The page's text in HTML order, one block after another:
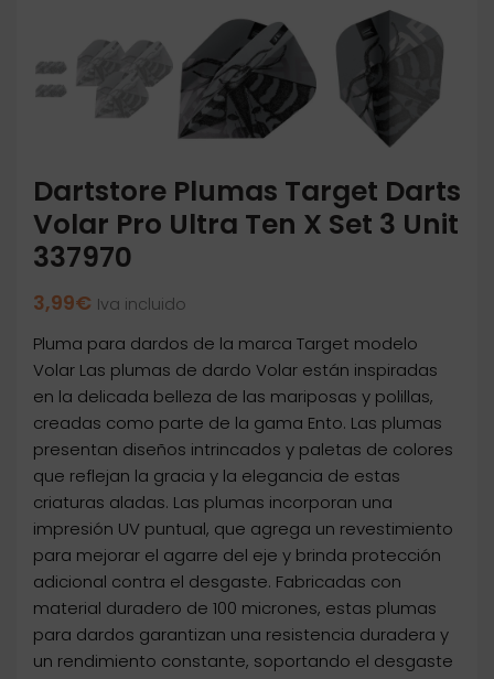
Dartstore Plumas Target Darts
Volar Pro Ultra Ten X Set 3 Unit
337970
3,99€ Iva incluido
Pluma para dardos de la marca Target modelo
Volar Las plumas de dardo Volar están inspiradas
en la delicada belleza de las mariposas y polillas,
creadas como parte de la gama Ento. Las plumas
presentan diseños intrincados y paletas de colores
que reflejan la gracia y la elegancia de estas
criaturas aladas. Las plumas incorporan una
impresión UV puntual, que agrega un revestimiento
para mejorar el agarre del eje y brinda protección
adicional contra el desgaste. Fabricadas con
material duradero de 100 micrones, estas plumas
para dardos garantizan una resistencia duradera y
un rendimiento constante, soportando el desgaste